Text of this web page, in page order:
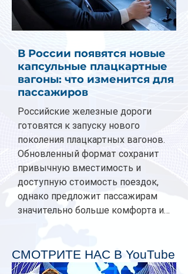
В России появятся новые
капсульные плацкартные
вагоны: что изменится для
пассажиров
Российские железные дороги
готовятся к запуску нового
поколения плацкартных вагонов.
Обновленный формат сохранит
привычную вместимость и
доступную стоимость поездок,
однако предложит пассажирам
значительно больше комфорта и
планируется начать в 2027 году.
Одним из главных нововведений
СМОТРИТЕ НАС В YouTube